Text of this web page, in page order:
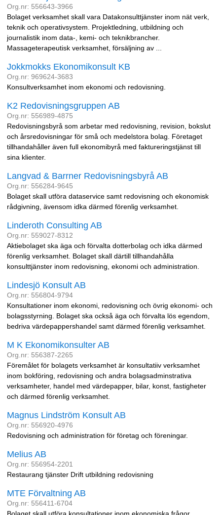
Org.nr: 556643-3966
Bolaget verksamhet skall vara Datakonsulttjänster inom nät verk,
teknik och operativsystem. Projektledning, utbildning och
journalistik inom data-, kemi- och teknikbrancher.
Massageterapeutisk verksamhet, försäljning av ...
Jokkmokks Ekonomikonsult KB
Org.nr: 969624-3683
Konsultverksamhet inom ekonomi och redovisning.
K2 Redovisningsgruppen AB
Org.nr: 556989-4875
Redovisningsbyrå som arbetar med redovisning, revision, bokslut
och årsredovisningar för små och medelstora bolag. Företaget
tillhandahåller även full ekonomibyrå med faktureringstjänst till
sina klienter.
Langvad & Barrner Redovisningsbyrå AB
Org.nr: 556284-9645
Bolaget skall utföra dataservice samt redovisning och ekonomisk
rådgivning, ävensom idka därmed förenlig verksamhet.
Linderoth Consulting AB
Org.nr: 559027-8312
Aktiebolaget ska äga och förvalta dotterbolag och idka därmed
förenlig verksamhet. Bolaget skall därtill tillhandahålla
konsulttjänster inom redovisning, ekonomi och administration.
Lindesjö Konsult AB
Org.nr: 556804-9794
Konsultationer inom ekonomi, redovisning och övrig ekonomi- och
bolagsstyrning. Bolaget ska också äga och förvalta lös egendom,
bedriva värdepappershandel samt därmed förenlig verksamhet.
M K Ekonomikonsulter AB
Org.nr: 556387-2265
Föremålet för bolagets verksamhet är konsultatiiv verksamhet
inom bokföring, redovisning och andra bolagsadminstrativa
verksamheter, handel med värdepapper, bilar, konst, fastigheter
och därmed förenlig verksamhet.
Magnus Lindström Konsult AB
Org.nr: 556920-4976
Redovisning och administration för företag och föreningar.
Melius AB
Org.nr: 556954-2201
Restaurang tjänster Drift utbildning redovisning
MTE Förvaltning AB
Org.nr: 556411-6704